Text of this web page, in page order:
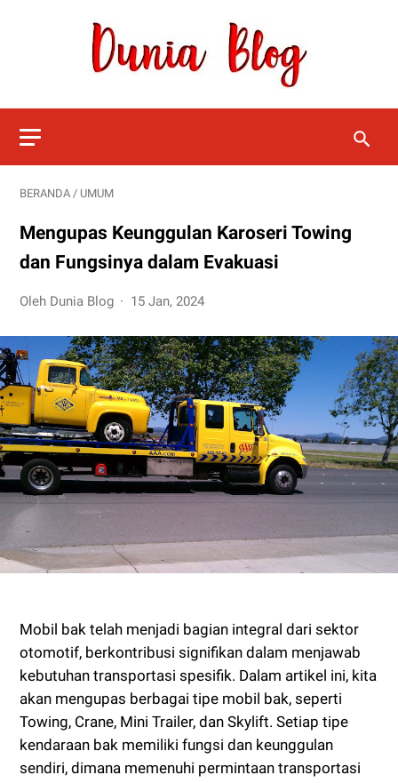
BERANDA / UMUM
Mengupas Keunggulan Karoseri Towing
dan Fungsinya dalam Evakuasi
Oleh Dunia Blog 15 Jan, 2024
Mobil bak telah menjadi bagian integral dari sektor
otomotif, berkontribusi signifikan dalam menjawab
kebutuhan transportasi spesifik. Dalam artikel ini, kita
akan mengupas berbagai tipe mobil bak, seperti
Towing, Crane, Mini Trailer, dan Skylift. Setiap tipe
kendaraan bak memiliki fungsi dan keunggulan
sendiri, dimana memenuhi permintaan transportasi